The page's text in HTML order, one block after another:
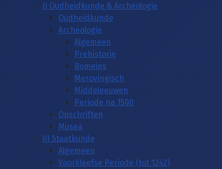
II Oudheidkunde & Archeologie
Oudheidkunde
Archeologie
Algemeen
Prehistorie
Romeins
Merovingisch
Middeleeuwen
Periode na 1500
Opschriften
Musea
III Staatkunde
Algemeen
Voorkleefse Periode (tot 1242)